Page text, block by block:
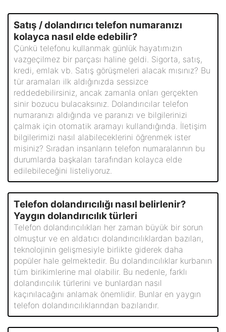
Satış / dolandırıcı telefon numaranızı
kolayca nasıl elde edebilir?
Çünkü telefonu kullanmak günlük hayatımızın
vazgeçilmez bir parçası haline geldi. Sigorta, satış,
kredi, emlak vb. Satış görüşmeleri alacak mısınız? Bu
tür aramaları ilk aldığınızda sessizce
reddedebilirsiniz, ancak zamanla onları gerçekten
sinir bozucu bulacaksınız. Dolandırıcılar telefon
numaranızı aldığında ve paranızı ve bilgilerinizi
çalmak için otomatik aramayı kullandığında. İletişim
bilgilerimizi nasıl alabileceklerini öğrenmek ister
misiniz? Sıradan insanların telefon numaralarının bu
durumlarda başkaları tarafından kolayca elde
edilebileceğini listeliyoruz.
Telefon dolandırıcılığı nasıl belirlenir?
Yaygın dolandırıcılık türleri
Telefon dolandırıcılıkları her zaman büyük bir sorun
olmuştur ve en aldatıcı dolandırıcılıklardan bazıları,
teknolojinin gelişmesiyle birlikte giderek daha
popüler hale gelmektedir. Bu dolandırıcılıklar kurbanın
tüm birikimlerine mal olabilir. Bu nedenle, farklı
dolandırıcılık türlerini ve bunlardan nasıl
kaçınılacağını anlamak önemlidir. Bunlar en yaygın
telefon dolandırıcılıklarından bazılarıdır.